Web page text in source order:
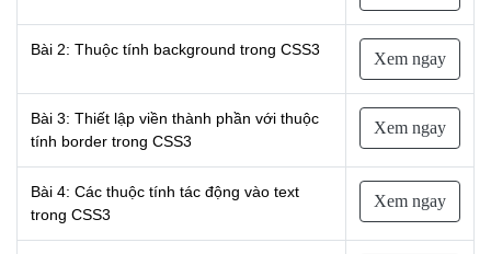
NGHỆ
TOOLS &
SOFTWARE
TIN TỨC &
REVIEW
TÌM KIẾM
TIN TUYỂN
Bài 2: Thuộc tính background trong CSS3 Xem ngay
Bài 3: Thiết lập viền thành phần với thuộc
tính border trong CSS3
Xem ngay
Bài 4: Các thuộc tính tác động vào text
trong CSS3
Xem ngay